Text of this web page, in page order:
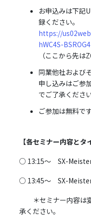
お申込みは下記
録ください。
https://
hWC4S-
（ここから先は
同業他社および
申し込みはご参
でご了承ください
ご参加は無料で
【各セミナー内容とタ
○ 13:15～ SX-Meister
○ 13:45～ SX-Meister
＊セミナー内容は変
承ください。